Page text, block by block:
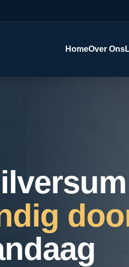
HomeOver Ons